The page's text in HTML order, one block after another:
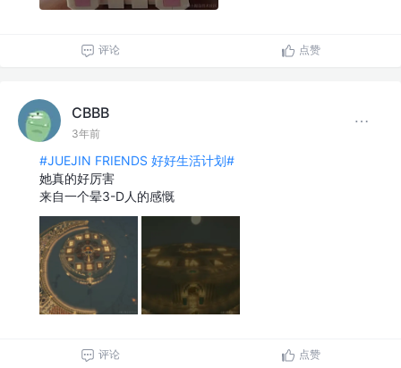
评论 点赞
CBBB
3年前
#JUEJIN FRIENDS 好好生活计划#
她真的好厉害
来自一个晕3-D人的感慨
评论 点赞